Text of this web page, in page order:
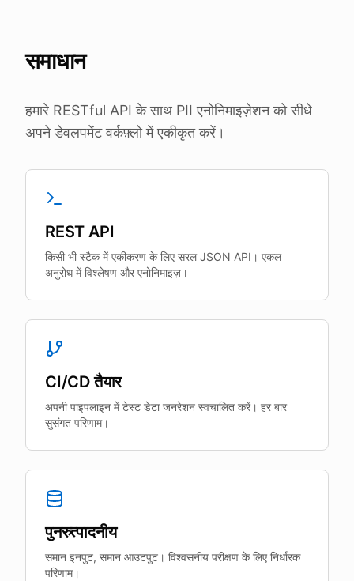
समाधान
हमारे RESTful API के साथ PII एनोनिमाइज़ेशन को सीधे
अपने डेवलपमेंट वर्कफ़्लो में एकीकृत करें।
REST API
किसी भी स्टैक में एकीकरण के लिए सरल JSON API। एकल
अनुरोध में विश्लेषण और एनोनिमाइज़।
CI/CD तैयार
अपनी पाइपलाइन में टेस्ट डेटा जनरेशन स्वचालित करें। हर बार
सुसंगत परिणाम।
पुनरुत्पादनीय
समान इनपुट, समान आउटपुट। विश्वसनीय परीक्षण के लिए निर्धारक
परिणाम।